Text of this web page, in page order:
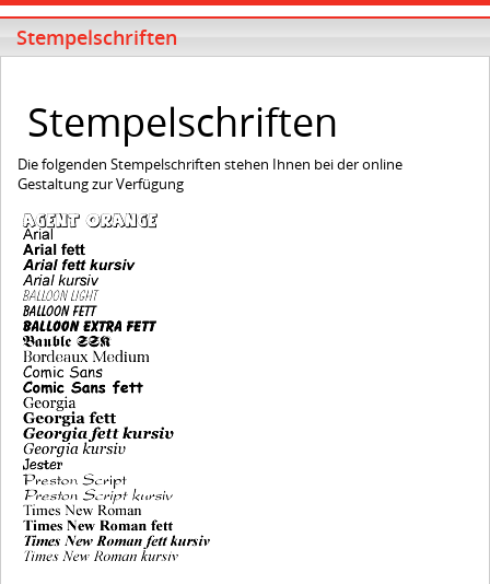
Stempelschriften
Stempelschriften
Die folgenden Stempelschriften stehen Ihnen bei der online
Gestaltung zur Verfügung